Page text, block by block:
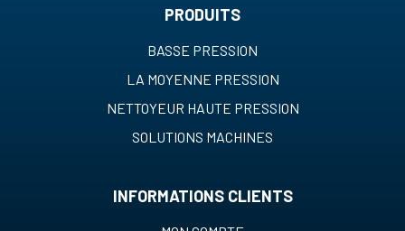
PRODUITS
BASSE PRESSION
LA MOYENNE PRESSION
NETTOYEUR HAUTE PRESSION
SOLUTIONS MACHINES
INFORMATIONS CLIENTS